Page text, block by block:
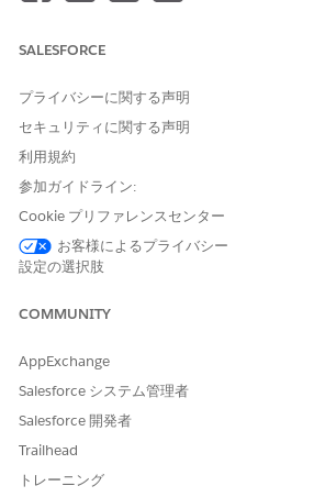
SALESFORCE
プライバシーに関する声明
セキュリティに関する声明
利用規約
参加ガイドライン:
Cookie プリファレンスセンター
お客様によるプライバシー
設定の選択肢
COMMUNITY
AppExchange
Salesforce システム管理者
Salesforce 開発者
Trailhead
トレーニング